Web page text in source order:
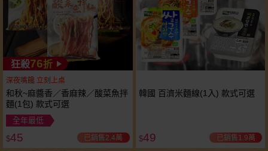
狂殺76折
深夜嘴饞 立刻上桌
和秋~麻醬香／香麻辣／酸菜魚拌
麵(1包) 款式可選
全年最低
$45 已銷售2.4萬
韓國 百濟米麵線(1入) 款式可選
$49 已銷售1.9萬